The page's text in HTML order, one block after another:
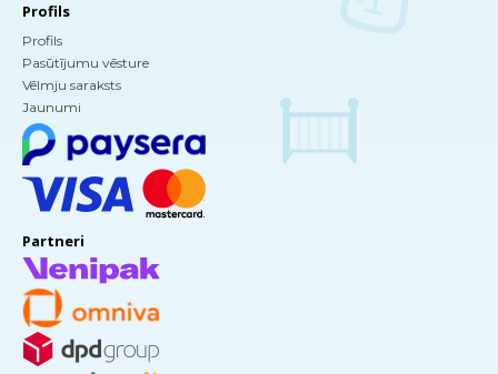
Profils
Profils
Pasūtījumu vēsture
Vēlmju saraksts
Jaunumi
Partneri